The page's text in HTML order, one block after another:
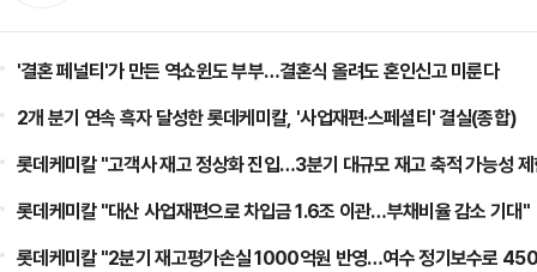
'결혼 페널티'가 만든 역쇼윈도 부부…결혼식 올려도 혼인신고 미룬다
2개 분기 연속 흑자 달성한 롯데케미칼, '사업재편·스페셜티' 결실(종합)
롯데케미칼 "고객사 재고 정상화 진입…3분기 대규모 재고 축적 가능성
롯데케미칼 "대산 사업재편으로 차입금 1.6조 이관…부채비율 감소 기대"
롯데케미칼 "2분기 재고평가손실 1000억원 반영…여수 정기보수로